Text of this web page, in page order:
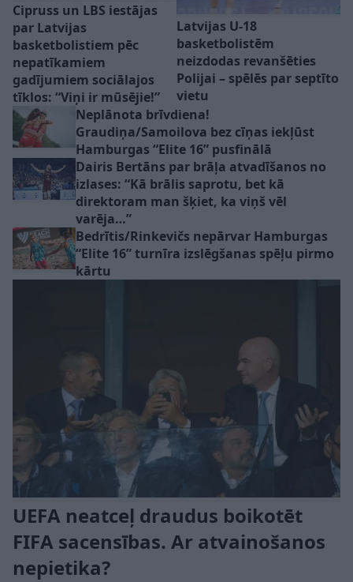
Cipruss un LBS iestājas
par Latvijas
basketbolistiem pēc
nepatīkamiem
gadījumiem sociālajos
tīklos: “Viņi ir mūsējie!”
Latvijas U-18
basketbolistēm
neizdodas revanšēties
Polijai – spēlēs par septīto
vietu
Neplānota brīvdiena!
Graudiņa/Samoilova bez cīņas iekļūst
Hamburgas “Elite 16” pusfinālā
Dairis Bertāns par brāļa atvadīšanos no
izlases: “Kā brālis saprotu, bet kā
direktoram man šķiet, ka viņš vēl
varēja…”
Bedrītis/Rinkevičs nepārvar Hamburgas
“Elite 16” turnīra izslēgšanas spēļu pirmo
kārtu
UEFA neatceļ draudus boikotēt
FIFA sacensības. Ar atvainošanos
nepietika?